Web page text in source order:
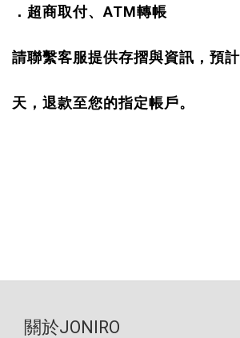
．超商取付、ATM轉帳
請聯繫客服提供存摺與資訊，預計
天，退款至您的指定帳戶。
關於JONIRO